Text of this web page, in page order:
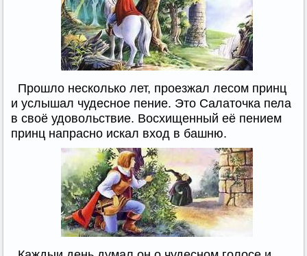
Прошло несколько лет, проезжал лесом принц
и услышал чудесное пение. Это Салаточка пела
в своё удовольствие. Восхищенный её пением
принц напрасно искал вход в башню.